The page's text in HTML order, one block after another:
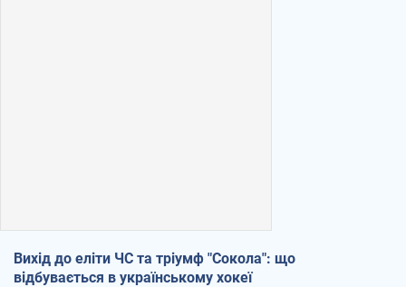
Вихід до еліти ЧС та тріумф "Сокола": що
відбувається в українському хокеї